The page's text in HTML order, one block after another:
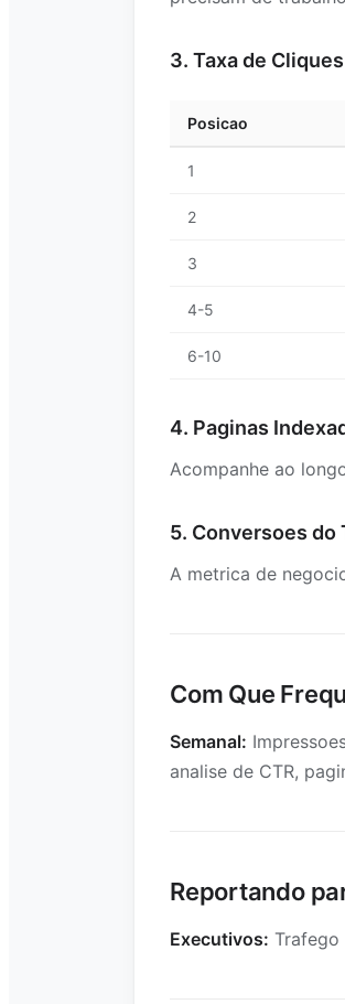
3. Taxa de Cliques
Posicao
1
2
3
4-5
6-10
4. Paginas
Acompanhe ao
5. Conversoes do
A metrica de
Com Que
Semanal:
analise de CTR,
Reportando
Executivos: